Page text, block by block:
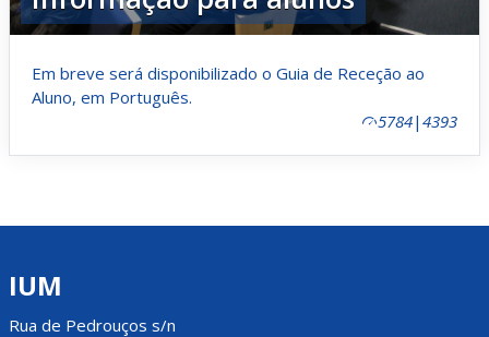
Em breve será disponibilizado o Guia de Receção ao
Aluno, em Português.
5784| 4393
IUM
Rua de Pedrouços s/n